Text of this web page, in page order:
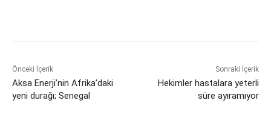
Önceki İçerik
Aksa Enerji’nin Afrika’daki
yeni durağı; Senegal
Sonraki İçerik
Hekimler hastalara yeterli
süre ayıramıyor